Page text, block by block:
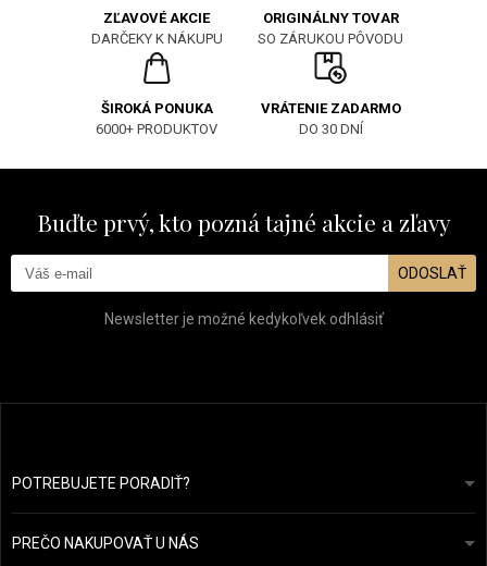
ZĽAVOVÉ AKCIE
DARČEKY K NÁKUPU
ORIGINÁLNY TOVAR
SO ZÁRUKOU PÔVODU
ŠIROKÁ PONUKA
6000+ PRODUKTOV
VRÁTENIE ZADARMO
DO 30 DNÍ
Buďte prvý, kto pozná tajné akcie a zľavy
ODOSLAŤ
Newsletter je možné kedykoľvek odhlásiť
POTREBUJETE PORADIŤ?info@prozdravevlasy.cz
Odpovieme do 24 hodín.
PREČO NAKUPOVAŤ U NÁS
Obchodní podmínky
Ochrana osobních údajů
Náš příběh